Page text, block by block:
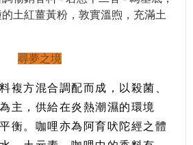
土紅薑黃粉，敦實溫煦，充滿土
尋夢之境
複方混合調配而成，以殺菌、
主，供給在炎熱潮濕的環境
衡。咖哩亦為阿育吠陀經之體